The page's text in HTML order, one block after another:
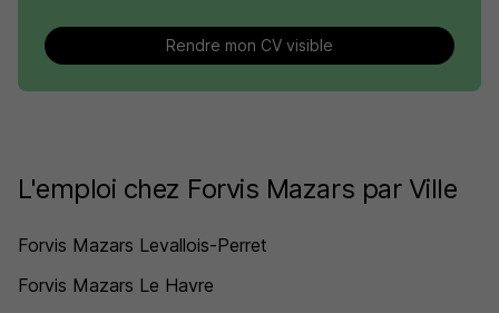
Rendre mon CV visible
L'emploi chez Forvis Mazars par Ville
Forvis Mazars Levallois-Perret
Forvis Mazars Le Havre